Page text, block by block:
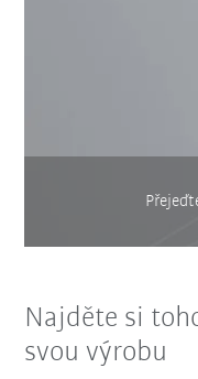
Najděte si
svou výrobu